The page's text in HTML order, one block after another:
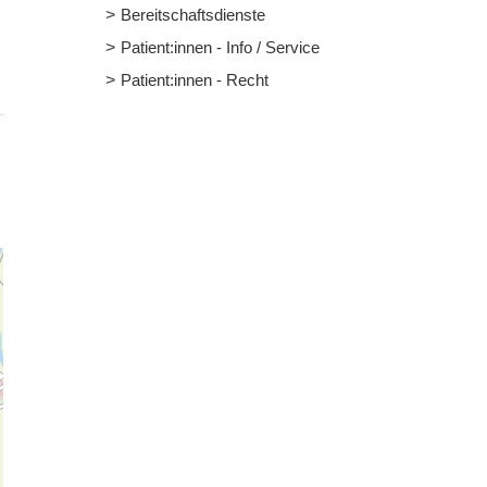
Bereitschaftsdienste
Patient:innen - Info / Service
Patient:innen - Recht